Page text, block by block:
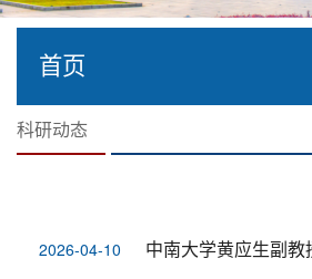
首页
科研动态
2026-04-10
中南大学黄应生副